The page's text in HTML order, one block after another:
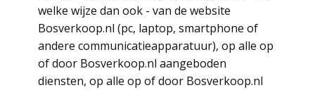
welke wijze dan ook - van de website
Bosverkoop.nl (pc, laptop, smartphone of
andere communicatieapparatuur), op alle op
of door Bosverkoop.nl aangeboden
diensten, op alle op of door Bosverkoop.nl